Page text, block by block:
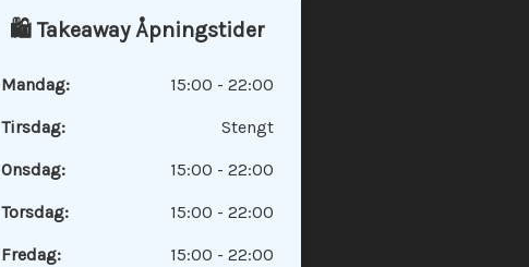
🛍️ Takeaway Åpningstider
Mandag: 15:00 - 22:00
Tirsdag: Stengt
Onsdag: 15:00 - 22:00
Torsdag: 15:00 - 22:00
Fredag: 15:00 - 22:00